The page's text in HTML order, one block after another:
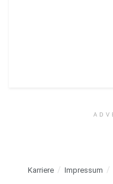
Karriere Impressum